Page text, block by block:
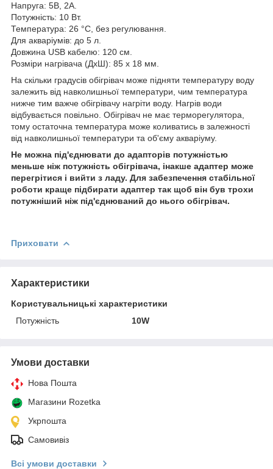
Напруга: 5В, 2А.
Потужність: 10 Вт.
Температура: 26 °C, без регулювання.
Для акваріумів: до 5 л.
Довжина USB кабелю: 120 см.
Розміри нагрівача (ДхШ): 85 х 18 мм.
На скільки градусів обігрівач може підняти температуру воду
залежить від навколишньої температури, чим температура
нижче тим важче обігрівачу нагріти воду. Нагрів води
відбувається повільно. Обігрівач не має терморегулятора,
тому остаточна температура може коливатись в залежності
від навколишньої температури та об'єму акваріуму.
Не можна під'єднювати до адапторів потужністью
меньше ніж потужність обігрівача, інакше адаптер може
перегрітися і вийти з ладу. Для забезпечення стабільної
роботи краще підбирати адаптер так щоб він був трохи
потужніший ніж під'єднюваний до нього обігрівач.
Приховати
Характеристики
Користувальницькі характеристики
Потужність
10W
Умови доставки
Нова Пошта
Магазини Rozetka
Укрпошта
Самовивіз
Всі умови доставки